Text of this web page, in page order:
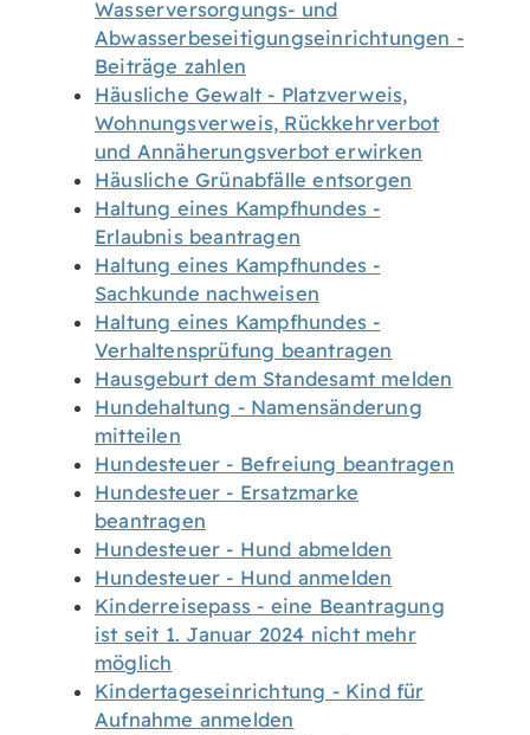
Wasserversorgungs- und
Abwasserbeseitigungseinrichtungen -
Beiträge zahlen
Häusliche Gewalt - Platzverweis,
Wohnungsverweis, Rückkehrverbot
und Annäherungsverbot erwirken
Häusliche Grünabfälle entsorgen
Haltung eines Kampfhundes -
Erlaubnis beantragen
Haltung eines Kampfhundes -
Sachkunde nachweisen
Haltung eines Kampfhundes -
Verhaltensprüfung beantragen
Hausgeburt dem Standesamt melden
Hundehaltung - Namensänderung
mitteilen
Hundesteuer - Befreiung beantragen
Hundesteuer - Ersatzmarke
beantragen
Hundesteuer - Hund abmelden
Hundesteuer - Hund anmelden
Kinderreisepass - eine Beantragung
ist seit 1. Januar 2024 nicht mehr
möglich
Kindertageseinrichtung - Kind für
Aufnahme anmelden